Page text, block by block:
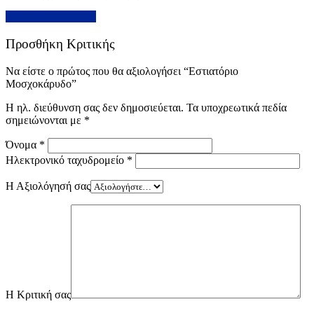
Προσθήκη Κριτικής
Να είστε ο πρώτος που θα αξιολογήσει “Εστιατόριο
Μοσχοκάρυδο”
Η ηλ. διεύθυνση σας δεν δημοσιεύεται. Τα υποχρεωτικά πεδία
σημειώνονται με *
Όνομα *
Ηλεκτρονικό ταχυδρομείο *
Η Αξιολόγησή σας
Η Κριτική σας